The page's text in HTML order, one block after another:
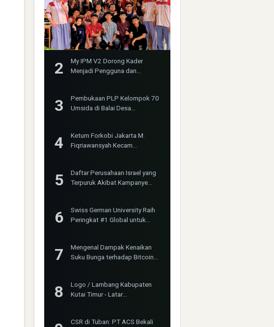
My IPM V2 Dorong Kader
Menjadi Pengguna dan
Pembukaan PLP Kelompok 70
Umsida di Balai Desa
Ketum Forkobi Jakarta M.
Fiqriawansyah Kecam
Bima Jakarta
Daftar Perusahaan Israel yang
Terpuruk Akibat Kampanye
Swiss German University Raih
Peringkat #1 Global untuk
Mengenal Dampak Kenaikan
Suku Bunga terhadap Bitcoin
Logo / Lambang Kabupaten
Kutai Timur - Latar
CSR di Tuban: PT ACS Bekali